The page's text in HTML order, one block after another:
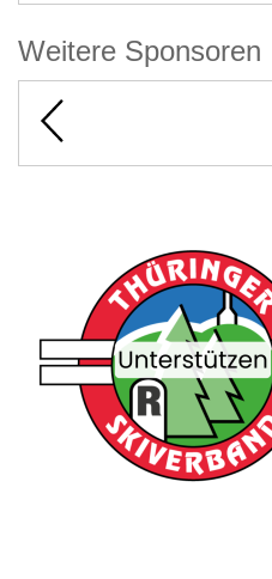
Weitere Sponsoren